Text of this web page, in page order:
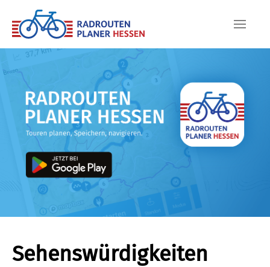
Skip to main content
Sehenswürdigkeiten